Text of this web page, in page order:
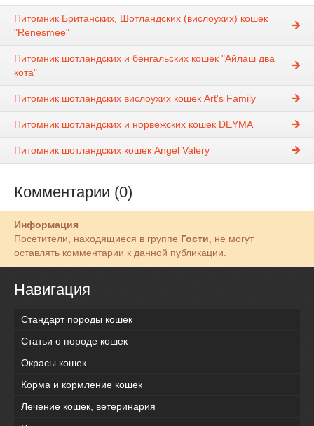
Питомник Британских, Шотландских (вислоухих) кошек
"Renesmee"
Питомник шотландских и бенгальских кошек "Айлаш два
кота"
Питомник шотландских вислоухих кошек Art's Family
Питомник шотландских и норвежских кошек DEYMA
Питомник шотландских кошек Angel Valery
Комментарии (0)
Информация
Посетители, находящиеся в группе Гости, не могут
оставлять комментарии к данной публикации.
Навигация
Стандарт породы кошек
Статьи о породе кошек
Окрасы кошек
Корма и кормление кошек
Лечение кошек, ветеринария